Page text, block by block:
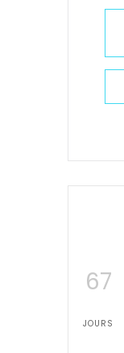
67
JOURS